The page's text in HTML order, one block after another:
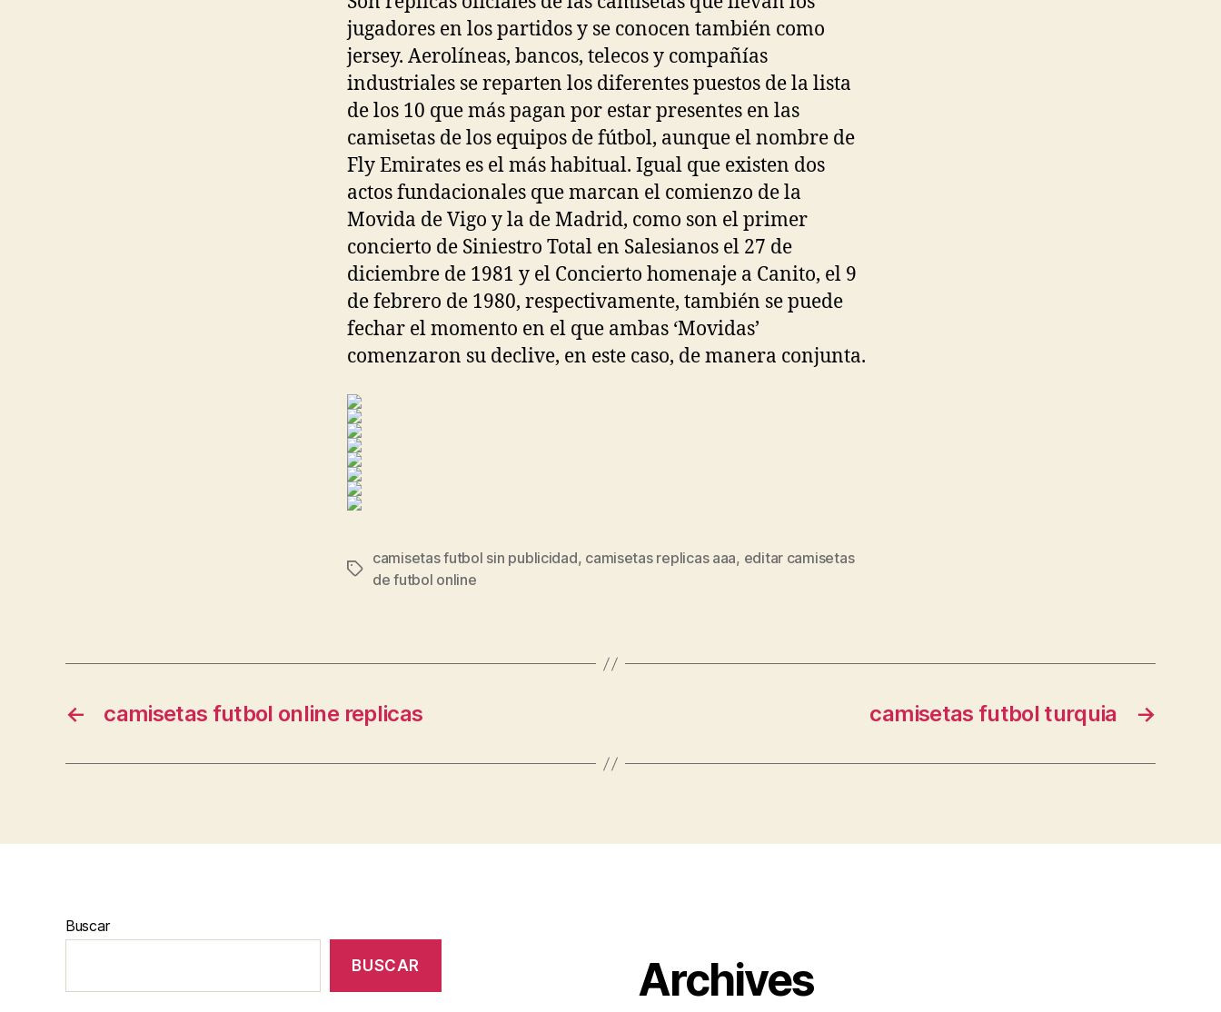
jugadores en los partidos y se conocen también como
jersey. Aerolíneas, bancos, telecos y compañías
industriales se reparten los diferentes puestos de la lista
de los 10 que más pagan por estar presentes en las
camisetas de los equipos de fútbol, aunque el nombre de
Fly Emirates es el más habitual. Igual que existen dos
actos fundacionales que marcan el comienzo de la
Movida de Vigo y la de Madrid, como son el primer
concierto de Siniestro Total en Salesianos el 27 de
diciembre de 1981 y el Concierto homenaje a Canito, el 9
de febrero de 1980, respectivamente, también se puede
fechar el momento en el que ambas ‘Movidas’
comenzaron su declive, en este caso, de manera conjunta.
Etiquetas
camisetas futbol sin publicidad, camisetas replicas aaa, editar camisetas
de futbol online
← camisetas futbol online replicas →
camisetas futbol turquia
Buscar
BUSCAR Archives